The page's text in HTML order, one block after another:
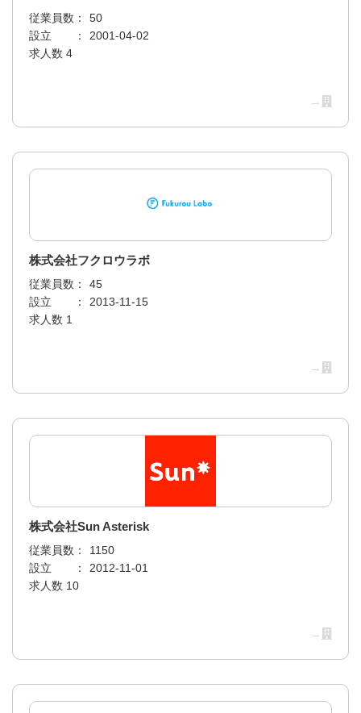
従業員数：
50
設立 ：
2001-04-02
求人数 4
→
株式会社フクロウラボ
従業員数：
45
設立 ：
2013-11-15
求人数 1
→
株式会社Sun Asterisk
従業員数：
1150
設立 ：
2012-11-01
求人数 10
→